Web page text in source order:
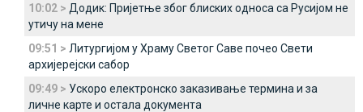
10:02 > Додик: Пријетње због блиских односа са Русијом не
утичу на мене
09:51 > Литургијом у Храму Светог Саве почео Свети
архијерејски сабор
09:49 > Ускоро електронско заказивање термина и за
личне карте и остала документа